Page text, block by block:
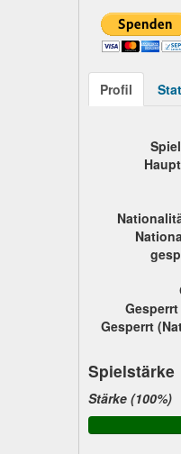
Profil
Gesperrt
Spielstärke
Stärke (100%)